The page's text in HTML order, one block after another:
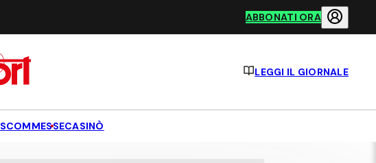
ABBONATI ORA
LEGGI IL GIORNALE
SCOMMESSECASINÒ